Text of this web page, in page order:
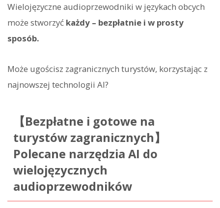
Wielojęzyczne audioprzewodniki w językach obcych
może stworzyć każdy – bezpłatnie i w prosty
sposób.
Może ugościsz zagranicznych turystów, korzystając z
najnowszej technologii AI?
【Bezpłatne i gotowe na
turystów zagranicznych】
Polecane narzędzia AI do
wielojęzycznych
audioprzewodników